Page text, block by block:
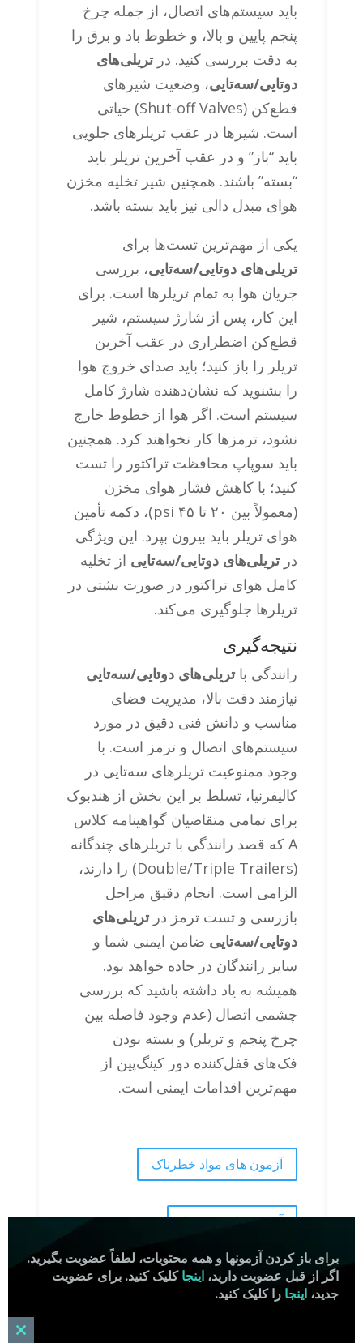
باید سیستم‌های اتصال، از جمله چرخ
پنجم پایین و بالا، و خطوط باد و برق را
به دقت بررسی کنید. در تریلی‌های
دوتایی/سه‌تایی، وضعیت شیرهای
قطع‌کن (Shut-off Valves) حیاتی
است. شیرها در عقب تریلرهای جلویی
باید “باز” و در عقب آخرین تریلر باید
“بسته” باشند. همچنین شیر تخلیه مخزن
هوای مبدل دالی نیز باید بسته باشد.
یکی از مهم‌ترین تست‌ها برای
تریلی‌های دوتایی/سه‌تایی، بررسی
جریان هوا به تمام تریلرها است. برای
این کار، پس از شارژ سیستم، شیر
قطع‌کن اضطراری در عقب آخرین
تریلر را باز کنید؛ باید صدای خروج هوا
را بشنوید که نشان‌دهنده شارژ کامل
سیستم است. اگر هوا از خطوط خارج
نشود، ترمزها کار نخواهند کرد. همچنین
باید سوپاپ محافظت تراکتور را تست
کنید؛ با کاهش فشار هوای مخزن
(معمولاً بین ۲۰ تا ۴۵ psi)، دکمه تأمین
هوای تریلر باید بیرون بپرد. این ویژگی
در تریلی‌های دوتایی/سه‌تایی از تخلیه
کامل هوای تراکتور در صورت نشتی در
تریلرها جلوگیری می‌کند.
نتیجه‌گیری
رانندگی با تریلی‌های دوتایی/سه‌تایی
نیازمند دقت بالا، مدیریت فضای
مناسب و دانش فنی دقیق در مورد
سیستم‌های اتصال و ترمز است. با
وجود ممنوعیت تریلرهای سه‌تایی در
کالیفرنیا، تسلط بر این بخش از هندبوک
برای تمامی متقاضیان گواهینامه کلاس
A که قصد رانندگی با تریلرهای چندگانه
(Double/Triple Trailers) را دارند،
الزامی است. انجام دقیق مراحل
بازرسی و تست ترمز در تریلی‌های
دوتایی/سه‌تایی ضامن ایمنی شما و
سایر رانندگان در جاده خواهد بود.
همیشه به یاد داشته باشید که بررسی
چشمی اتصال (عدم وجود فاصله بین
چرخ پنجم و تریلر) و بسته بودن
فک‌های قفل‌کننده دور کینگ‌پین از
مهم‌ترین اقدامات ایمنی است.
آزمون های مواد خطرناک
آزمون های متوسط
آزمون های مشکل
برای باز کردن آزمونها و همه محتویات، لطفاً عضویت بگیرید.
اگر از قبل عضویت دارید، اینجاکلیک کنید. برای عضویت
جدید، اینجا را کلیک کنید.